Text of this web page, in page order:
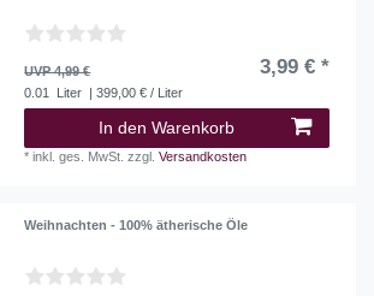
UVP 4,99 € 3,99 € *
0.01 Liter | 399,00 € / Liter
In den Warenkorb
*inkl. ges. MwSt. zzgl.Versandkosten
Weihnachten - 100% ätherische Öle